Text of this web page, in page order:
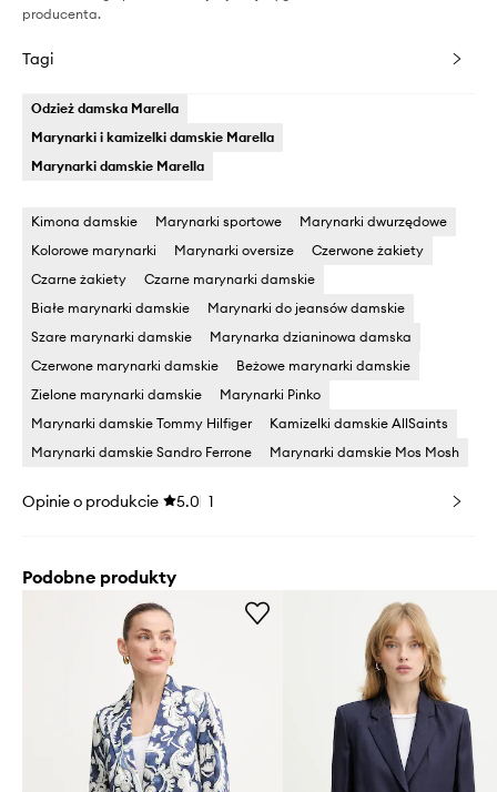
producenta.
Tagi
Odzież damska Marella
Marynarki i kamizelki damskie Marella
Marynarki damskie Marella
Kimona damskie Marynarki sportowe
Marynarki dwurzędowe
Kolorowe marynarki
Marynarki oversize
Czerwone żakiety
Czarne żakiety
Czarne marynarki damskie
Białe marynarki damskie
Marynarki do jeansów damskie
Szare marynarki damskie
Marynarka dzianinowa damska
Czerwone marynarki damskie
Beżowe marynarki damskie
Zielone marynarki damskie
Marynarki Pinko
Marynarki damskie Tommy Hilfiger
Kamizelki damskie AllSaints
Marynarki damskie Sandro Ferrone
Marynarki damskie Mos Mosh
Opinie o produkcie 5.0 1
Podobne produkty